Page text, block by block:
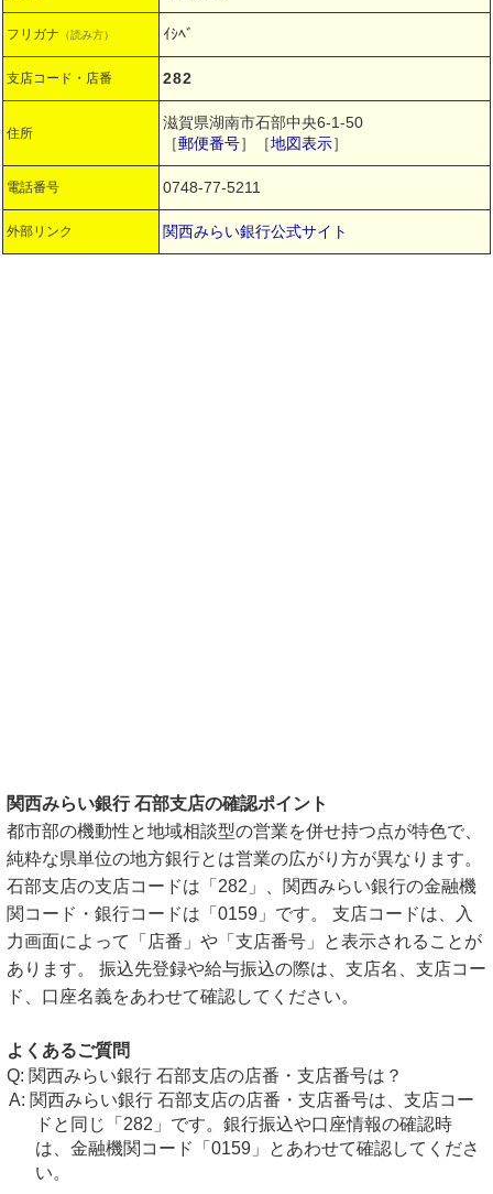
フリガナ （読み方） ｲｼﾍﾞ
支店コード・店番 282
住所
滋賀県湖南市石部中央6-1-50
［郵便番号］［地図表示］
電話番号 0748-77-5211
外部リンク 関西みらい銀行公式サイト
関西みらい銀行 石部支店の確認ポイント
都市部の機動性と地域相談型の営業を併せ持つ点が特色で、
純粋な県単位の地方銀行とは営業の広がり方が異なります。
石部支店の支店コードは「282」、関西みらい銀行の金融機
関コード・銀行コードは「0159」です。 支店コードは、入
力画面によって「店番」や「支店番号」と表示されることが
あります。 振込先登録や給与振込の際は、支店名、支店コー
ド、口座名義をあわせて確認してください。
よくあるご質問
関西みらい銀行 石部支店の店番・支店番号は？
関西みらい銀行 石部支店の店番・支店番号は、支店コー
ドと同じ「282」です。銀行振込や口座情報の確認時
は、金融機関コード「0159」とあわせて確認してくださ
い。